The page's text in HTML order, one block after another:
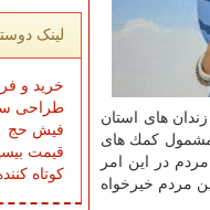
های استان
در زندان های استان تهران به سر می برند كه ۵۹۸ نفر مددجو مشمول كمك های
در این امر
مردم خیرخواه
لینک
خرید و
طراحی
فیش حج
قیمت
کوتاه